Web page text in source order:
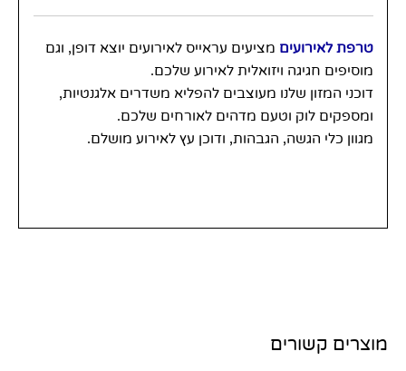
טרפת לאירועים מציעים עראייס לאירועים יוצא דופן, וגם
מוסיפים חגיגה ויזואלית לאירוע שלכם.
דוכני המזון שלנו מעוצבים להפליא משדרים אלגנטיות,
ומספקים לוק וטעם מדהים לאורחים שלכם.
מגוון כלי הגשה, הגבהות, ודוכן עץ לאירוע מושלם.
מוצרים קשורים